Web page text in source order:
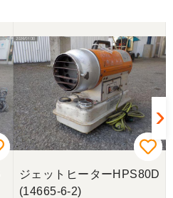
ジェットヒーターHPS80D
(14665-6-2)